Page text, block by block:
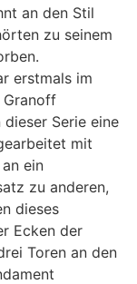
an den Stil
zu seinem
erstmals im
Granoff
dieser Serie eine
mit
ein
zu anderen,
dieses
Ecken der
Toren an den